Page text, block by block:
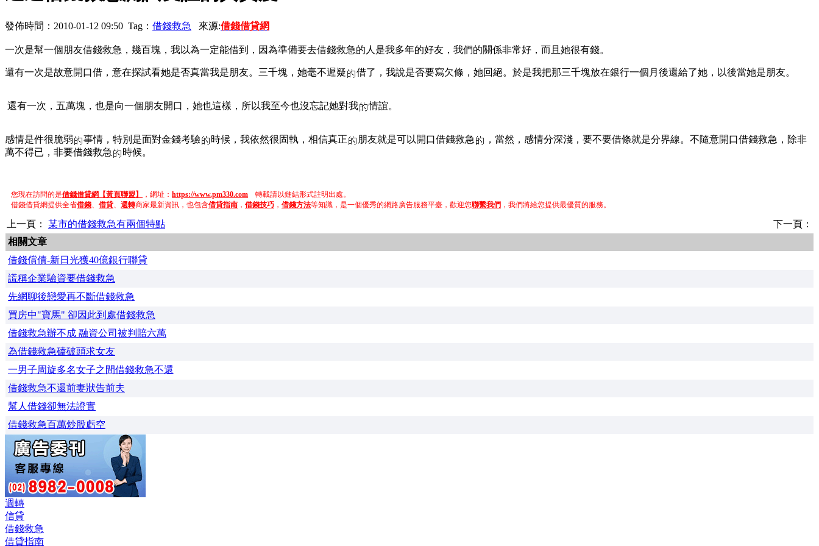
發佈時間：2010-01-12 09:50 Tag： 借錢救急 來源:借錢借貸網
一次是幫一個朋友借錢救急，幾百塊，我以為一定能借到，因為準備要去借錢救急的人是我多年的好友，我們的關係非常好，而且她很有錢。
還有一次是故意開口借，意在探試看她是否真當我是朋友。三千塊，她毫不遲疑 借了，我說是否要寫欠條，她回絕。於是我把那三千塊放在銀行一個月後還給了她，以後當她是朋友。
還有一次，五萬塊，也是向一個朋友開口，她也這樣，所以我至今也沒忘記她對我 情誼。
感情是件很脆弱 事情，特別是面對金錢考驗 時候，我依然很固執，相信真正 朋友就是可以開口借錢救急
，當然，感情分深淺，要不要借條就是分界線。不隨意開口借錢救急，除非
萬不得已，非要借錢救急
時候。
您現在訪問的是借錢借貸網【黃頁聯盟】 ，網址： https://www.pm330.com 轉載請以鏈結形式註明出處。
借錢借貸網提供全省借錢、 借貸、 週轉商家最新資訊，也包含借貸指南 ， 借錢技巧 ， 借錢方法等知識，是一個優秀的網路廣告服務平臺，歡迎您聯繫我們 ，我們將給您提供最優質的服務。
上一頁： 某市的借錢救急有兩個特點
下一頁：
相關文章
借錢償債-新日光獲40億銀行聯貸
謊稱企業驗資要借錢救急
先網聊後戀愛再不斷借錢救急
買房中"寶馬" 卻因此到處借錢救急
借錢救急辦不成 融資公司被判賠六萬
為借錢救急磕破頭求女友
一男子周旋多名女子之間借錢救急不還
借錢救急不還前妻狀告前夫
幫人借錢卻無法證實
借錢救急百萬炒股虧空
週轉
信貸
借錢救急
借貸指南